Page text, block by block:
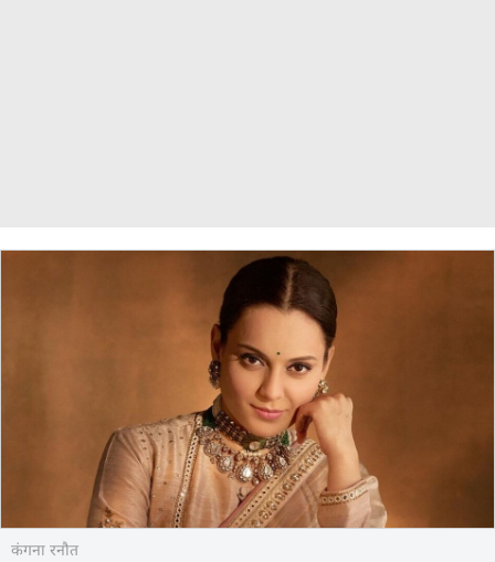
कंगना रनौत